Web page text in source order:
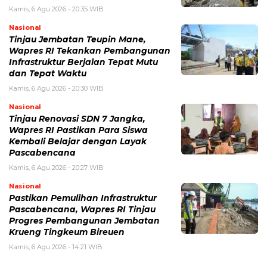
Kamis, 6 Agu 2026 - 20:35 WIB
Nasional
Tinjau Jembatan Teupin Mane,
Wapres RI Tekankan Pembangunan
Infrastruktur Berjalan Tepat Mutu
dan Tepat Waktu
Kamis, 6 Agu 2026 - 20:30 WIB
Nasional
Tinjau Renovasi SDN 7 Jangka,
Wapres RI Pastikan Para Siswa
Kembali Belajar dengan Layak
Pascabencana
Kamis, 6 Agu 2026 - 20:27 WIB
Nasional
Pastikan Pemulihan Infrastruktur
Pascabencana, Wapres RI Tinjau
Progres Pembangunan Jembatan
Krueng Tingkeum Bireuen
Kamis, 6 Agu 2026 - 14:21 WIB